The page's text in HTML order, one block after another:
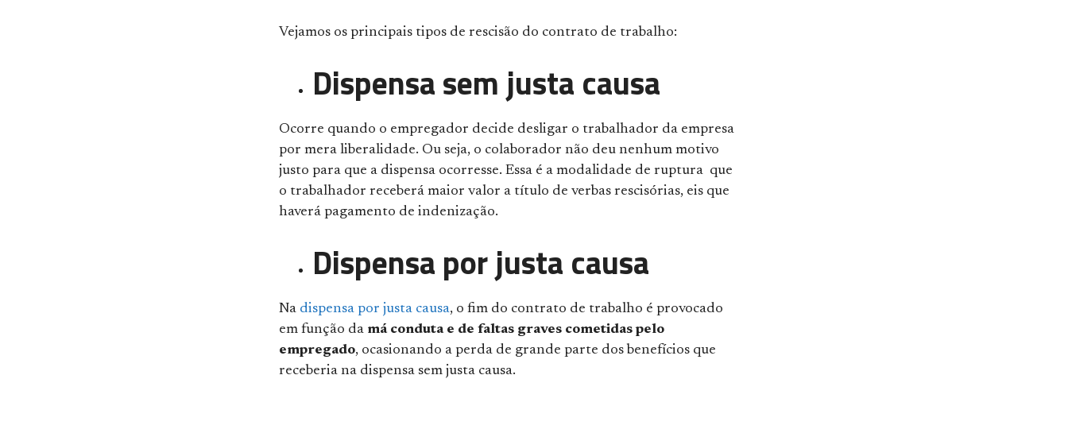
Vejamos os principais tipos de rescisão do contrato de trabalho:
Dispensa sem justa causa
Ocorre quando o empregador decide desligar o trabalhador da empresa
por mera liberalidade. Ou seja, o colaborador não deu nenhum motivo
justo para que a dispensa ocorresse. Essa é a modalidade de ruptura que
o trabalhador receberá maior valor a título de verbas rescisórias, eis que
haverá pagamento de indenização.
Dispensa por justa causa
Na dispensa por justa causa, o fim do contrato de trabalho é provocado
em função da má conduta e de faltas graves cometidas pelo
empregado, ocasionando a perda de grande parte dos benefícios que
receberia na dispensa sem justa causa.